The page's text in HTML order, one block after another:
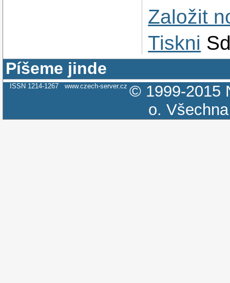
Založit
Tiskni
Píšeme jinde
ISSN 1214-1267 www.czech-server.cz © 1999-2015
o.